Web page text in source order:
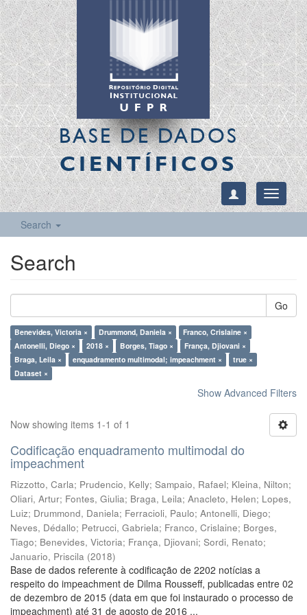
BASE DE DADOS
CIENTÍFICOS
Toggle
Search
Search
Go
Benevides, Victoria × Drummond, Daniela ×
Franco, Crislaine ×
Antonelli, Diego ×
2018 × Borges, Tiago ×
França, Djiovani ×
Braga, Leila ×
enquadramento multimodal; impeachment ×
true ×
Dataset ×
Show Advanced Filters
Now showing items 1-1 of 1
Codificação enquadramento multimodal do
impeachment
Rizzotto, Carla; Prudencio, Kelly; Sampaio, Rafael; Kleina, Nilton;
Oliari, Artur; Fontes, Giulia; Braga, Leila; Anacleto, Helen; Lopes,
Luiz; Drummond, Daniela; Ferracioli, Paulo; Antonelli, Diego;
Neves, Dédallo; Petrucci, Gabriela; Franco, Crislaine; Borges,
Tiago; Benevides, Victoria; França, Djiovani; Sordi, Renato;
Januario, Priscila (2018)
Base de dados referente à codificação de 2202 notícias a
respeito do impeachment de Dilma Rousseff, publicadas entre 02
de dezembro de 2015 (data em que foi instaurado o processo de
impeachment) até 31 de agosto de 2016 ...